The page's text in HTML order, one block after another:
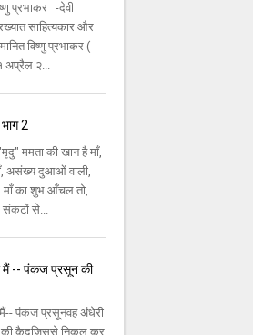
प्रभाकर -देवी
साहित्यकार और
विष्णु प्रभाकर (
अप्रैल २...
2
ममता की खान है माँ,
असंख्य दुआओं वाली,
माँ का शुभ आँचल तो,
संकटों से...
मैं -- पंकज प्रसून की
पंकज प्रसूनवह अंधेरी
की कैदजिससे निकल कर